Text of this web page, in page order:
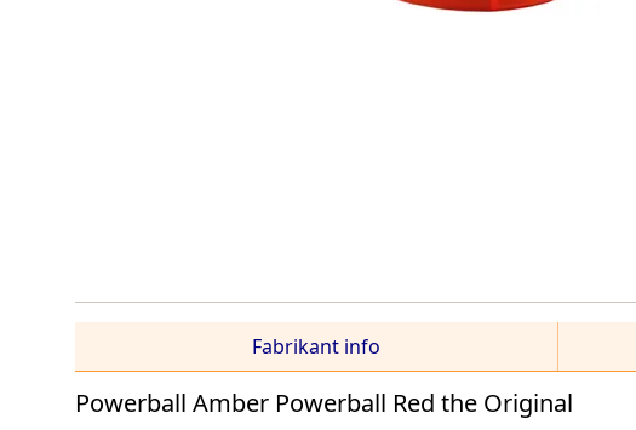
Powerball Amber Powerball Red the Original
Fabrikant info